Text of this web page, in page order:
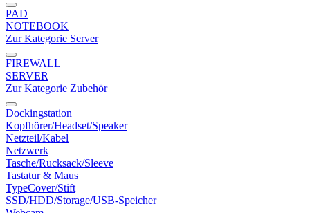
PAD
NOTEBOOK
Zur Kategorie Server
FIREWALL
SERVER
Zur Kategorie Zubehör
Dockingstation
Kopfhörer/Headset/Speaker
Netzteil/Kabel
Netzwerk
Tasche/Rucksack/Sleeve
Tastatur & Maus
TypeCover/Stift
SSD/HDD/Storage/USB-Speicher